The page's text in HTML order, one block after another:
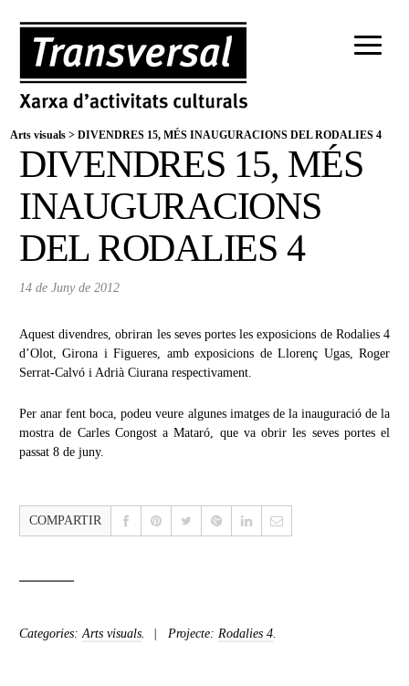
Arts visuals > DIVENDRES 15, MÉS INAUGURACIONS DEL RODALIES 4
DIVENDRES 15, MÉS
INAUGURACIONS
DEL RODALIES 4
14 de Juny de 2012
Aquest divendres, obriran les seves portes les exposicions de Rodalies 4
d’Olot, Girona i Figueres, amb exposicions de Llorenç Ugas, Roger
Serrat-Calvó i Adrià Ciurana respectivament.
Per anar fent boca, podeu veure algunes imatges de la inauguració de la
mostra de Carles Congost a Mataró, que va obrir les seves portes el
passat 8 de juny.
COMPARTIR
Categories:Arts visuals. Projecte: Rodalies 4.